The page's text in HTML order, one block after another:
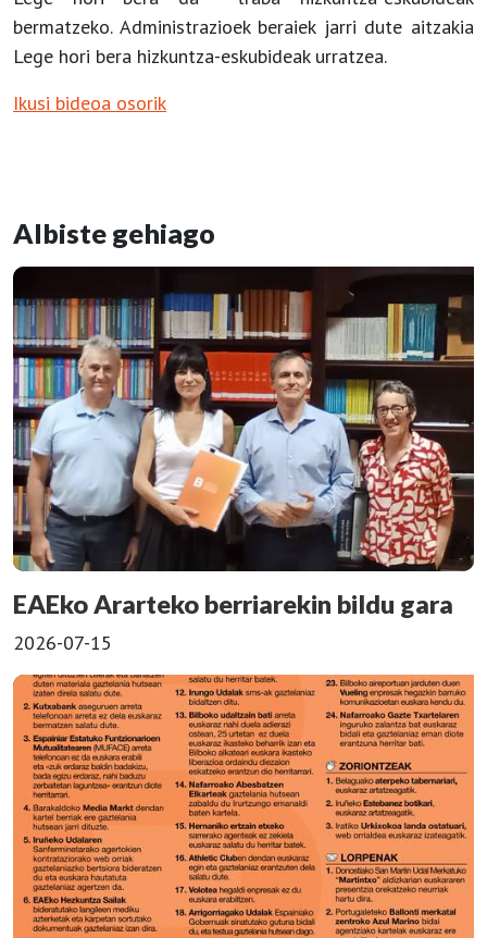
bermatzeko. Administrazioek beraiek jarri dute aitzakia
Lege hori bera hizkuntza-eskubideak urratzea.
Ikusi bideoa osorik
Albiste gehiago
EAEko Ararteko berriarekin bildu gara
2026-07-15